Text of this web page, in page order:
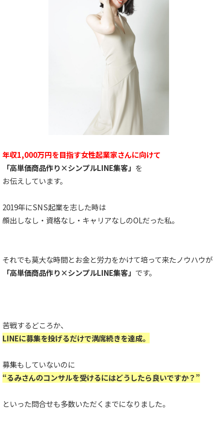
年収1,000万円を目指す女性起業家さんに向けて
「高単価商品作り×シンプルLINE集客」 を
お伝えしています。
2019年にSNS起業を志した時は
顔出しなし・資格なし・キャリアなしのOLだった私。
それでも莫大な時間とお金と労力をかけて培って来たノウハウが
「高単価商品作り×シンプルLINE集客」 です。
苦戦するどころか、
LINEに募集を投げるだけで満席続きを達成。
募集もしていないのに
“るみさんのコンサルを受けるにはどうしたら良いですか？”
といった問合せも多数いただくまでになりました。